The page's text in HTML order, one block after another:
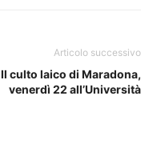
Articolo successivo
Il culto laico di Maradona,
venerdì 22 all’Università